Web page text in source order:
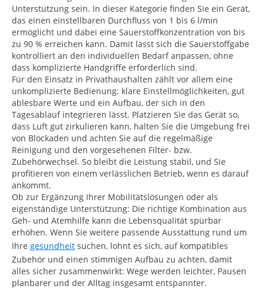
Unterstützung sein. In dieser Kategorie finden Sie ein Gerät,
das einen einstellbaren Durchfluss von 1 bis 6 l/min
ermöglicht und dabei eine Sauerstoffkonzentration von bis
zu 90 % erreichen kann. Damit lässt sich die Sauerstoffgabe
kontrolliert an den individuellen Bedarf anpassen, ohne
dass komplizierte Handgriffe erforderlich sind.
Für den Einsatz in Privathaushalten zählt vor allem eine
unkomplizierte Bedienung: klare Einstellmöglichkeiten, gut
ablesbare Werte und ein Aufbau, der sich in den
Tagesablauf integrieren lässt. Platzieren Sie das Gerät so,
dass Luft gut zirkulieren kann, halten Sie die Umgebung frei
von Blockaden und achten Sie auf die regelmäßige
Reinigung und den vorgesehenen Filter- bzw.
Zubehörwechsel. So bleibt die Leistung stabil, und Sie
profitieren von einem verlässlichen Betrieb, wenn es darauf
ankommt.
Ob zur Ergänzung Ihrer Mobilitätslösungen oder als
eigenständige Unterstützung: Die richtige Kombination aus
Geh- und Atemhilfe kann die Lebensqualität spürbar
erhöhen. Wenn Sie weitere passende Ausstattung rund um
Ihre gesundheit suchen, lohnt es sich, auf kompatibles
Zubehör und einen stimmigen Aufbau zu achten, damit
alles sicher zusammenwirkt: Wege werden leichter, Pausen
planbarer und der Alltag insgesamt entspannter.